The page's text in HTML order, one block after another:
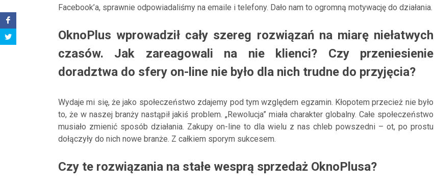
Facebook’a, sprawnie odpowiadaliśmy na emaile i telefony. Dało nam to ogromną motywację do działania.
OknoPlus wprowadził cały szereg rozwiązań na miarę niełatwych
czasów. Jak zareagowali na nie klienci? Czy przeniesienie
doradztwa do sfery on-line nie było dla nich trudne do przyjęcia?
Wydaje mi się, że jako społeczeństwo zdajemy pod tym względem egzamin. Kłopotem przecież nie było
to, że w naszej branży nastąpił jakiś problem. „Rewolucja” miała charakter globalny. Całe społeczeństwo
musiało zmienić sposób działania. Zakupy on-line to dla wielu z nas chleb powszedni – ot, po prostu
dołączyły do nich nowe branże. Z całkiem sporym sukcesem.
Czy te rozwiązania na stałe wesprą sprzedaż OknoPlusa?